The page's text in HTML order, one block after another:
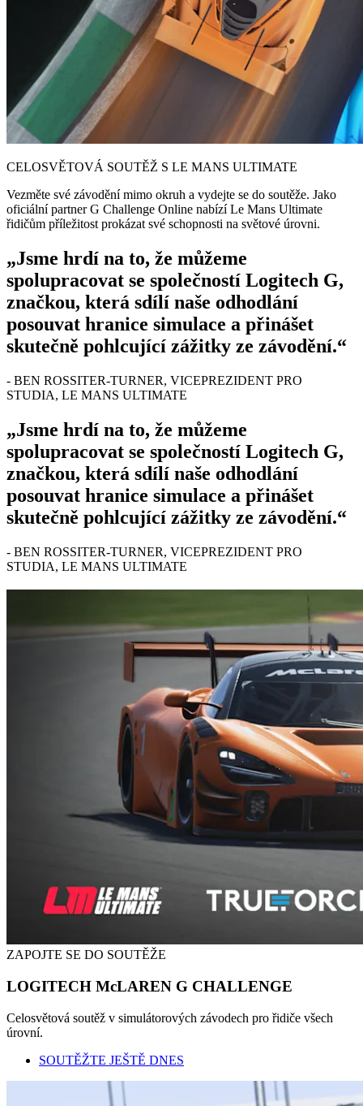
CELOSVĚTOVÁ SOUTĚŽ S LE MANS ULTIMATE
Vezměte své závodění mimo okruh a vydejte se do soutěže. Jako
oficiální partner G Challenge Online nabízí Le Mans Ultimate
řidičům příležitost prokázat své schopnosti na světové úrovni.
„Jsme hrdí na to, že můžeme
spolupracovat se společností Logitech G,
značkou, která sdílí naše odhodlání
posouvat hranice simulace a přinášet
skutečně pohlcující zážitky ze závodění.“
- BEN ROSSITER-TURNER, VICEPREZIDENT PRO
STUDIA, LE MANS ULTIMATE
„Jsme hrdí na to, že můžeme
spolupracovat se společností Logitech G,
značkou, která sdílí naše odhodlání
posouvat hranice simulace a přinášet
skutečně pohlcující zážitky ze závodění.“
- BEN ROSSITER-TURNER, VICEPREZIDENT PRO
STUDIA, LE MANS ULTIMATE
ZAPOJTE SE DO SOUTĚŽE
LOGITECH McLAREN G CHALLENGE
Celosvětová soutěž v simulátorových závodech pro řidiče všech
úrovní.
SOUTĚŽTE JEŠTĚ DNES